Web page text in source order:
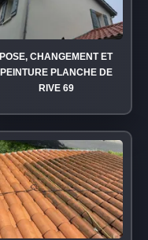
POSE, CHANGEMENT ET
PEINTURE PLANCHE DE
RIVE 69